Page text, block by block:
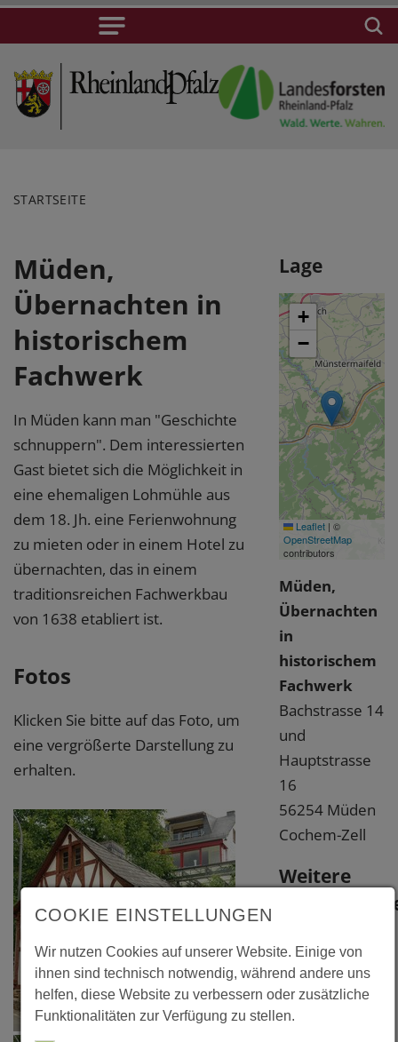
STARTSEITE
Müden,
Übernachten in
historischem
Fachwerk
In Müden kann man "Geschichte
schnuppern". Dem interessierten
Gast bietet sich die Möglichkeit in
eine ehemaligen Lohmühle aus
dem 18. Jh. eine Ferienwohnung
zu mieten oder in einem Hotel zu
übernachten, das in einem
traditionsreichen Fachwerkbau
von 1638 etabliert ist.
Fotos
Klicken Sie bitte auf das Foto, um
eine vergrößerte Darstellung zu
erhalten.
Lage
+
−
Leaflet | ©
OpenStreetMap
contributors
Müden,
Übernachten
in
historischem
Fachwerk
Bachstrasse 14
und
Hauptstrasse
16
56254 Müden
Cochem-Zell
Weitere
Links
www.weingut-
sonneneck.de
COOKIE EINSTELLUNGEN
Wir nutzen Cookies auf unserer Website. Einige von
ihnen sind technisch notwendig, während andere uns
helfen, diese Website zu verbessern oder zusätzliche
Funktionalitäten zur Verfügung zu stellen.